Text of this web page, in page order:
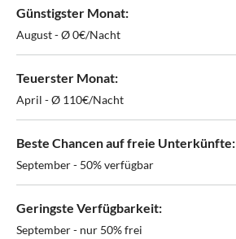
Günstigster Monat:
August - Ø 0€/Nacht
Teuerster Monat:
April - Ø 110€/Nacht
Beste Chancen auf freie Unterkünfte:
September - 50% verfügbar
Geringste Verfügbarkeit:
September - nur 50% frei